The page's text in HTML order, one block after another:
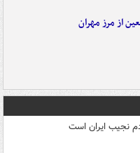
از مرز مهران
نجیب ایران است